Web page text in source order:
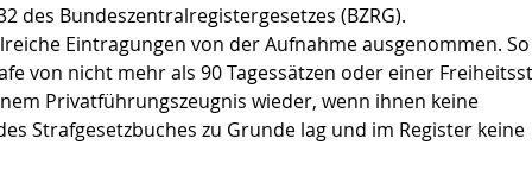
des Bundeszentralregistergesetzes (BZRG).
Eintragungen von der Aufnahme ausgenommen. So
von nicht mehr als 90 Tagessätzen oder einer
Privatführungszeugnis wieder, wenn ihnen keine
Strafgesetzbuches zu Grunde lag und im Register keine